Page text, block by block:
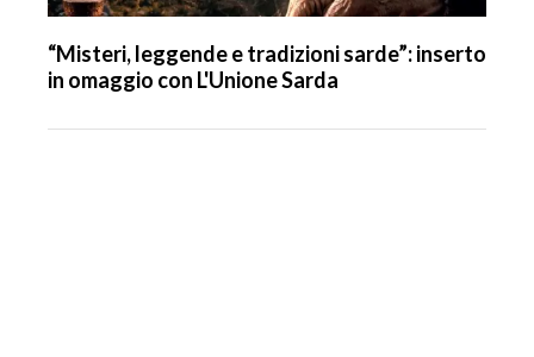
“Misteri, leggende e tradizioni sarde”: inserto
in omaggio con L'Unione Sarda